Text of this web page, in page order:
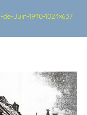
Juin-1940-1024×637